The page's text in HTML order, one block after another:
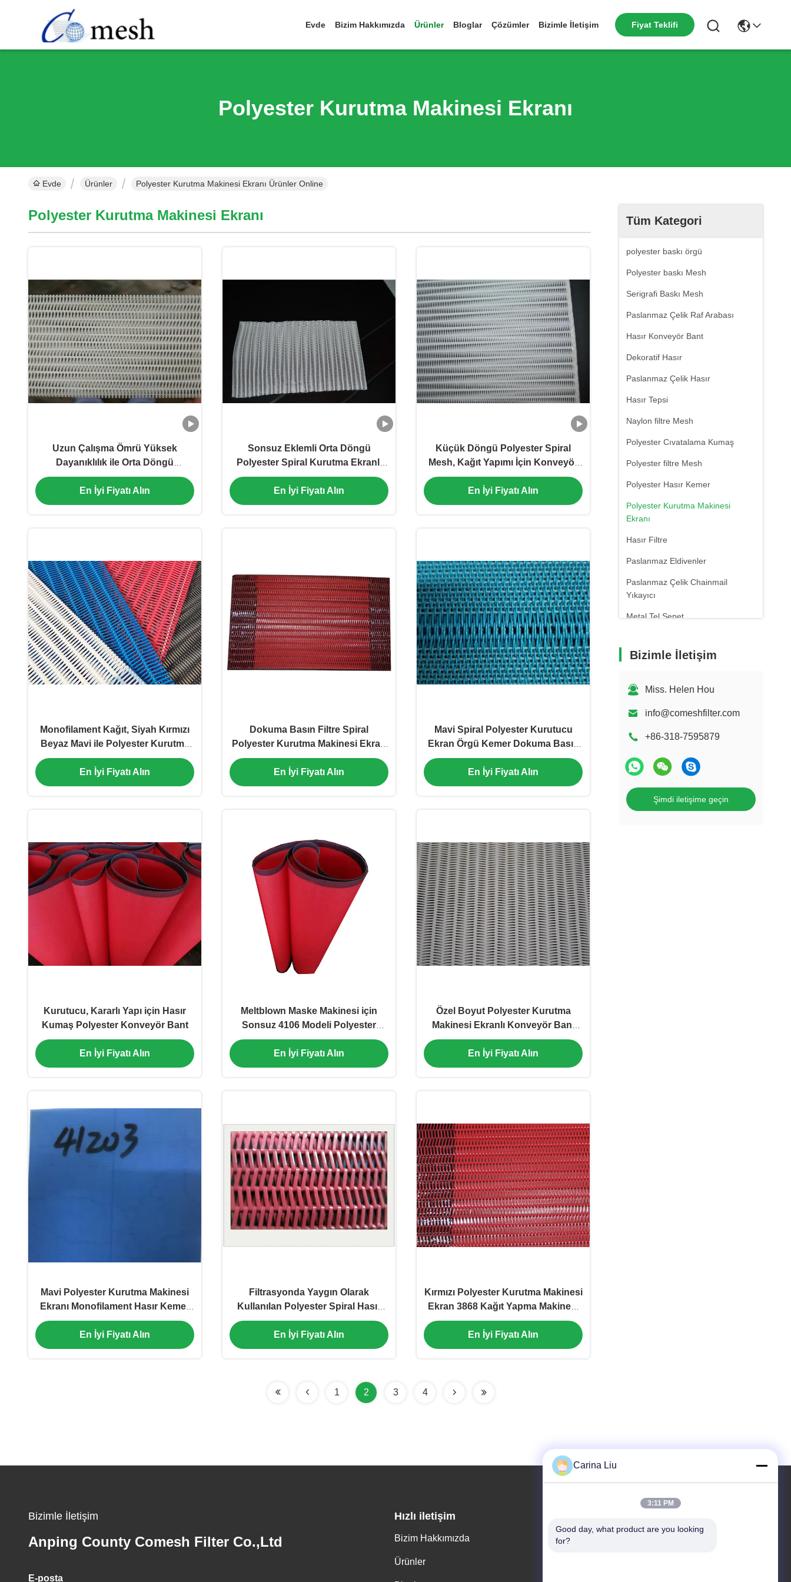
Evde Bizim Hakkımızda Ürünler Bloglar Çözümler Bizimle İletişim Fiyat Teklifi
Polyester Kurutma Makinesi Ekranı
Evde Ürünler Polyester Kurutma Makinesi Ekranı Ürünler Online
Tüm Kategori
polyester baskı örgü
Polyester baskı Mesh
Serigrafi Baskı Mesh
Paslanmaz Çelik Raf Arabası
Hasır Konveyör Bant
Dekoratif Hasır
Paslanmaz Çelik Hasır
Hasır Tepsi
Naylon filtre Mesh
Polyester Cıvatalama Kumaş
Polyester filtre Mesh
Polyester Hasır Kemer
Polyester Kurutma Makinesi
Ekranı
Hasır Filtre
Paslanmaz Eldivenler
Paslanmaz Çelik Chainmail
Yıkayıcı
Metal Tel Sepet
Soğuk Duman Jeneratörü
Bizimle İletişim
Miss. Helen Hou
info@comeshfilter.com
+86-318-7595879
Şimdi iletişime geçin
Polyester Kurutma Makinesi Ekranı
Uzun Çalışma Ömrü Yüksek
Dayanıklılık ile Orta Döngü
Polyester Kurutma Makinesi Ekranı
En İyi Fiyatı Alın
Sonsuz Eklemli Orta Döngü
Polyester Spiral Kurutma Ekranlı
Örgü Kemer
En İyi Fiyatı Alın
Küçük Döngü Polyester Spiral
Mesh, Kağıt Yapımı İçin Konveyör
Bantlı Mesh
En İyi Fiyatı Alın
Monofilament Kağıt, Siyah Kırmızı
Beyaz Mavi ile Polyester Kurutma
Ekranı Yapıyor
En İyi Fiyatı Alın
Dokuma Basın Filtre Spiral
Polyester Kurutma Makinesi Ekran
Mesh Kemeri Isıya Dayanıklı
En İyi Fiyatı Alın
Mavi Spiral Polyester Kurutucu
Ekran Örgü Kemer Dokuma Basın
Filtre Örgü Kemer
En İyi Fiyatı Alın
Kurutucu, Kararlı Yapı için Hasır
Kumaş Polyester Konveyör Bant
En İyi Fiyatı Alın
Meltblown Maske Makinesi için
Sonsuz 4106 Modeli Polyester
Hasır Kemer
En İyi Fiyatı Alın
Özel Boyut Polyester Kurutma
Makinesi Ekranlı Konveyör Bant
Büyük Döngü
En İyi Fiyatı Alın
Mavi Polyester Kurutma Makinesi
Ekranı Monofilament Hasır Kemer
Çok İnce Tip SGS Onaylandı
En İyi Fiyatı Alın
Filtrasyonda Yaygın Olarak
Kullanılan Polyester Spiral Hasır
Kemer Kurutma Makinesi Ekranı
En İyi Fiyatı Alın
Kırmızı Polyester Kurutma Makinesi
Ekran 3868 Kağıt Yapma Makinesi
İçin Minimum Döngü
En İyi Fiyatı Alın
1 2 3 4
Bizimle İletişim
Anping County Comesh Filter Co.,Ltd
E-posta
Hızlı iletişim
Bizim Hakkımızda
Ürünler
Adres
Carina Liu
3:11 PM
Good day, what product are you looking
for?